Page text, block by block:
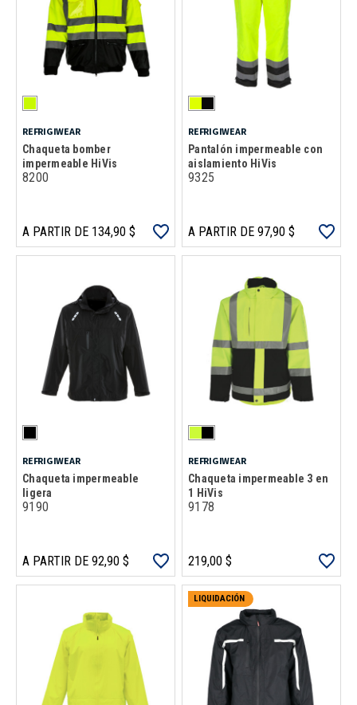
REFRIGIWEAR
Chaqueta bomber
impermeable HiVis
8200
A PARTIR DE 134,90 $
REFRIGIWEAR
Pantalón impermeable con
aislamiento HiVis
9325
A PARTIR DE 97,90 $
REFRIGIWEAR
Chaqueta impermeable
ligera
9190
A PARTIR DE 92,90 $
REFRIGIWEAR
Chaqueta impermeable 3 en
1 HiVis
9178
219,00 $
LIQUIDACIÓN